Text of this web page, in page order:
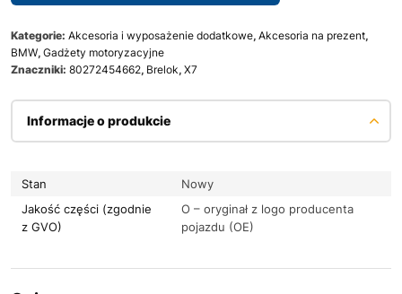
Kategorie: Akcesoria i wyposażenie dodatkowe, Akcesoria na prezent,
BMW, Gadżety motoryzacyjne
Znaczniki: 80272454662, Brelok, X7
Informacje o produkcie
Stan
Nowy
Jakość części (zgodnie
z GVO)
O – oryginał z logo producenta
pojazdu (OE)